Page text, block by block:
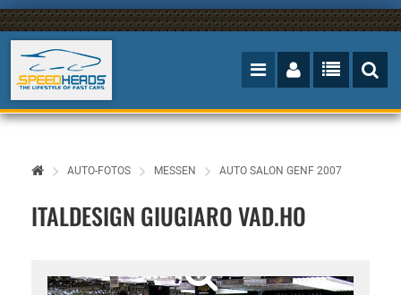
AUTO-FOTOS MESSEN AUTO SALON GENF 2007
ITALDESIGN GIUGIARO VAD.HO